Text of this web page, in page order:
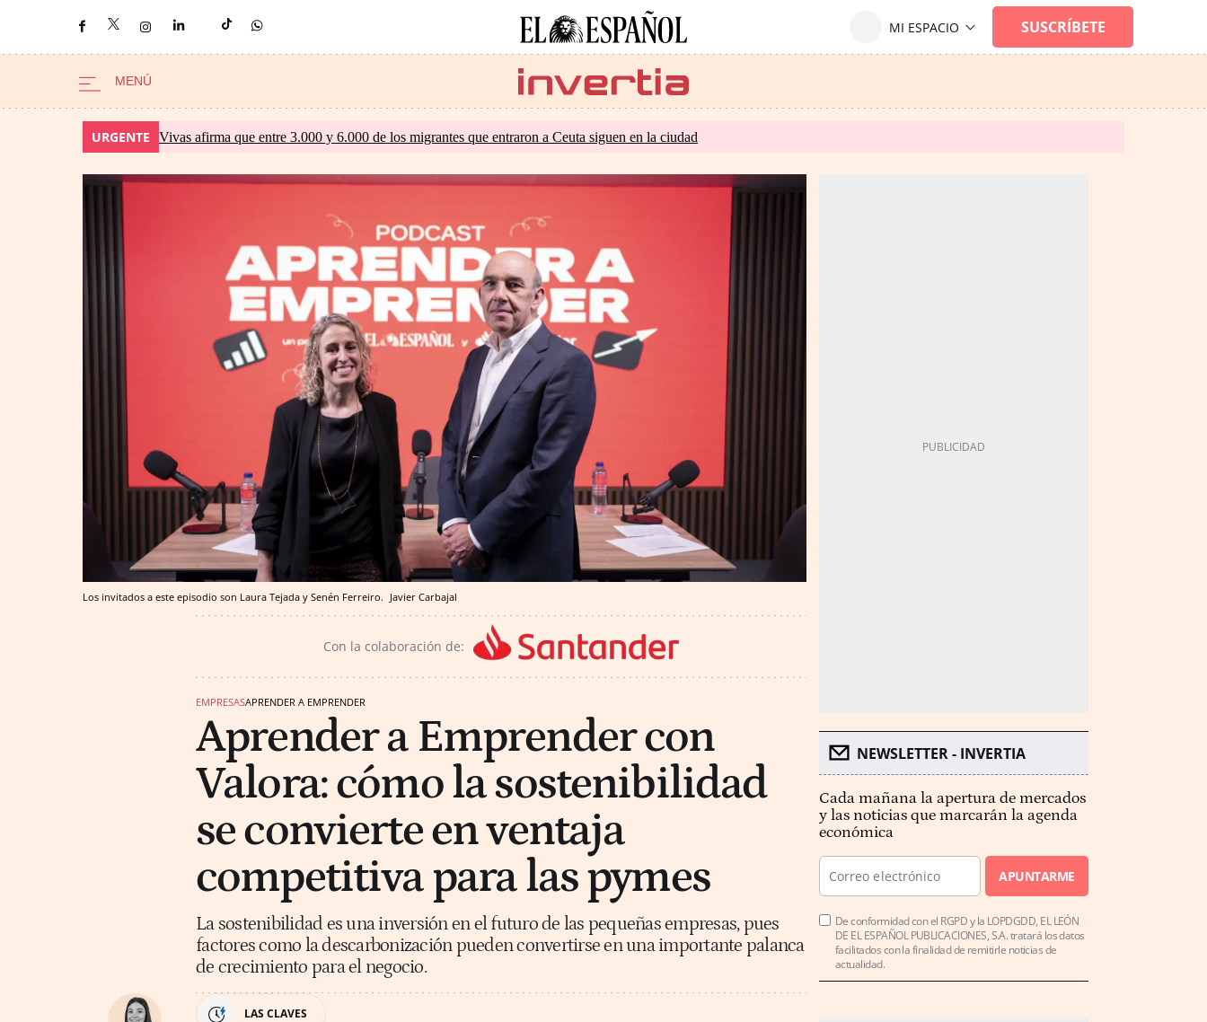
URGENTE Vivas afirma que entre 3.000 y 6.000 de los migrantes que entraron a Ceuta siguen en la ciudad
Los invitados a este episodio son Laura Tejada y Senén Ferreiro. Javier Carbajal
Con la colaboración de:
EMPRESASAPRENDER A EMPRENDER
Aprender a Emprender con
Valora: cómo la sostenibilidad
se convierte en ventaja
competitiva para las pymes
La sostenibilidad es una inversión en el futuro de las pequeñas empresas, pues
factores como la descarbonización pueden convertirse en una importante palanca
de crecimiento para el negocio.
LAS CLAVES
NEWSLETTER - INVERTIA
Cada mañana la apertura de mercados
y las noticias que marcarán la agenda
económica
APUNTARME
De conformidad con el RGPD y la LOPDGDD, EL LEÓN
DE EL ESPAÑOL PUBLICACIONES, S.A. tratará los datos
facilitados con la finalidad de remitirle noticias de
actualidad.